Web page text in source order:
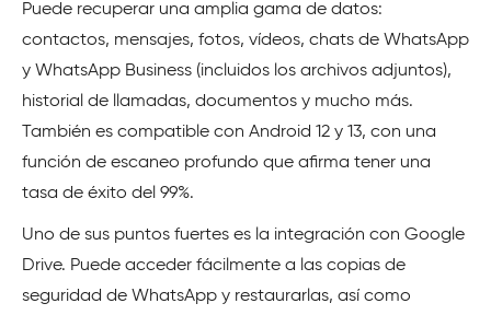
Puede recuperar una amplia gama de datos:
contactos, mensajes, fotos, vídeos, chats de WhatsApp
y WhatsApp Business (incluidos los archivos adjuntos),
historial de llamadas, documentos y mucho más.
También es compatible con Android 12 y 13, con una
función de escaneo profundo que afirma tener una
tasa de éxito del 99%.
Uno de sus puntos fuertes es la integración con Google
Drive. Puede acceder fácilmente a las copias de
seguridad de WhatsApp y restaurarlas, así como